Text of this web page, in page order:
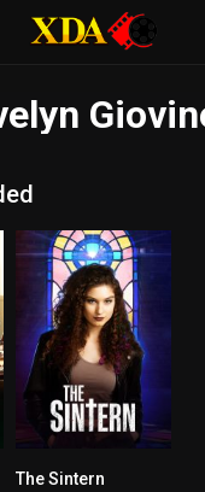
The Sintern